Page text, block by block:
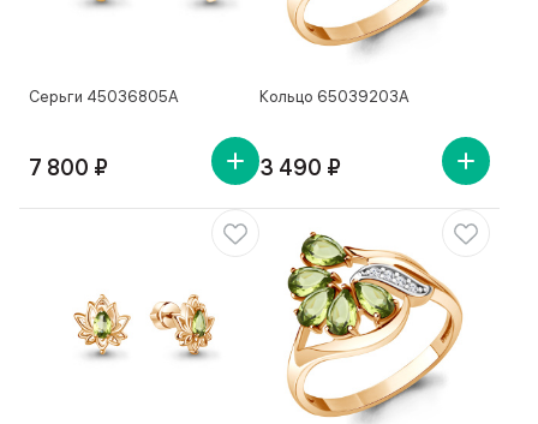
Серьги 45036805А
7 800 ₽
Кольцо 65039203А
3 490 ₽